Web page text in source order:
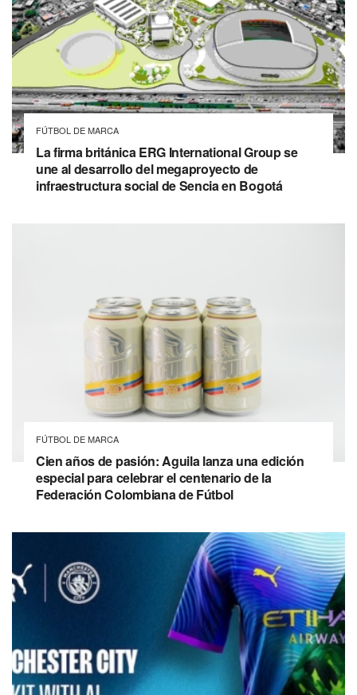
FÚTBOL DE MARCA
La firma británica ERG International Group se
une al desarrollo del megaproyecto de
infraestructura social de Sencia en Bogotá
FÚTBOL DE MARCA
Cien años de pasión: Aguila lanza una edición
especial para celebrar el centenario de la
Federación Colombiana de Fútbol